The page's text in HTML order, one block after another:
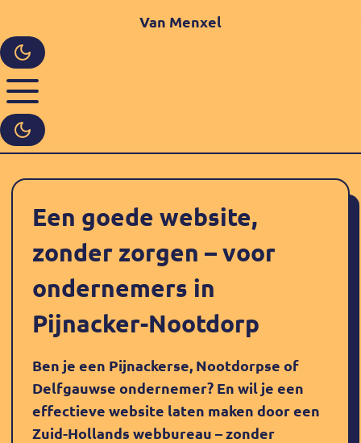
Van Menxel
Websites
Contact
English
Een goede website,
zonder zorgen – voor
ondernemers in
Pijnacker-Nootdorp
Ben je een Pijnackerse, Nootdorpse of
Delfgauwse ondernemer? En wil je een
effectieve website laten maken door een
Zuid-Hollands webbureau – zonder